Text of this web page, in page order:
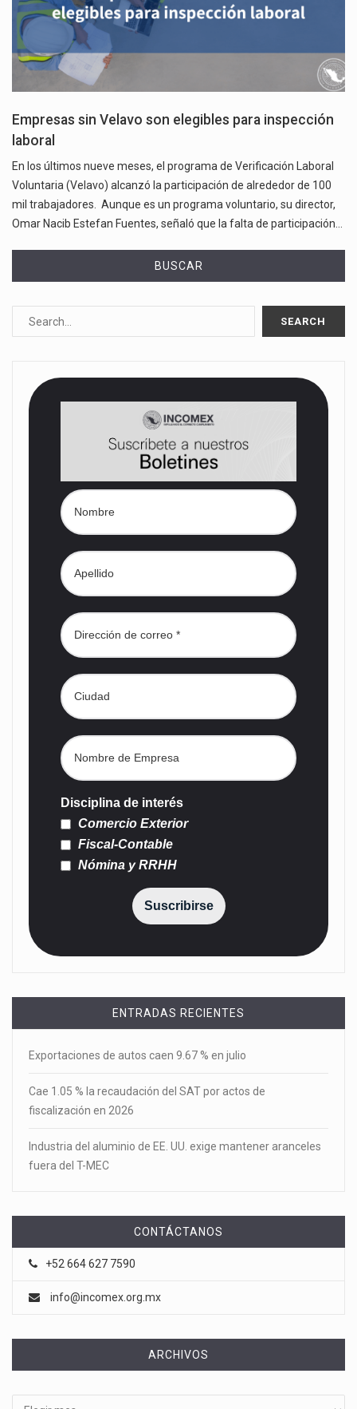
Empresas sin Velavo son elegibles para inspección
laboral
En los últimos nueve meses, el programa de Verificación Laboral
Voluntaria (Velavo) alcanzó la participación de alrededor de 100
mil trabajadores. Aunque es un programa voluntario, su director,
Omar Nacib Estefan Fuentes, señaló que la falta de participación…
BUSCAR
Disciplina de interés
Comercio Exterior
Fiscal-Contable
Nómina y RRHH
Suscribirse
ENTRADAS RECIENTES
Exportaciones de autos caen 9.67 % en julio
Cae 1.05 % la recaudación del SAT por actos de
fiscalización en 2026
Industria del aluminio de EE. UU. exige mantener aranceles
fuera del T-MEC
CONTÁCTANOS
+52 664 627 7590
info@incomex.org.mx
ARCHIVOS